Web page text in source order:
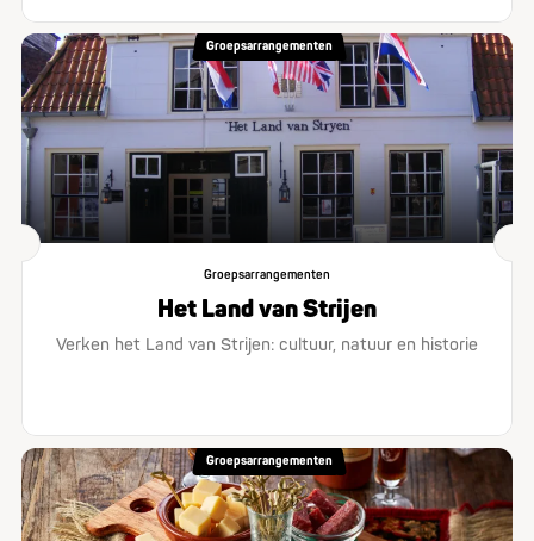
Groepsarrangementen
Groepsarrangementen
Het Land van Strijen
Verken het Land van Strijen: cultuur, natuur en historie
Groepsarrangementen